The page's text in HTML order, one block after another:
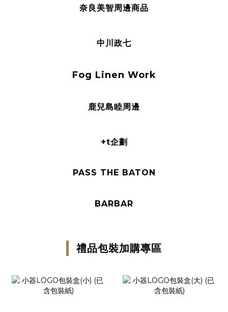
奈良美智周邊商品
中川政七
Fog Linen Work
鹿兒島睦周邊
+t企劃
PASS THE BATON
BARBAR
禮品包裝加購專區